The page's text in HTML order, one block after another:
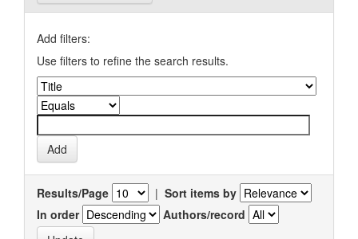
Add filters:
Use filters to refine the search results.
Results/Page | Sort items by
In order
Authors/record